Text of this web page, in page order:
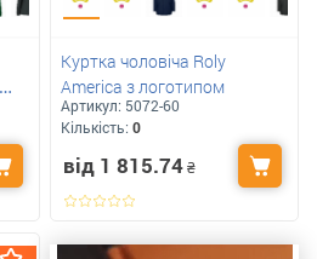
Куртка чоловіча Roly
America з логотипом
Артикул: 5072-60
Кількість:0
від 1 815.74₴